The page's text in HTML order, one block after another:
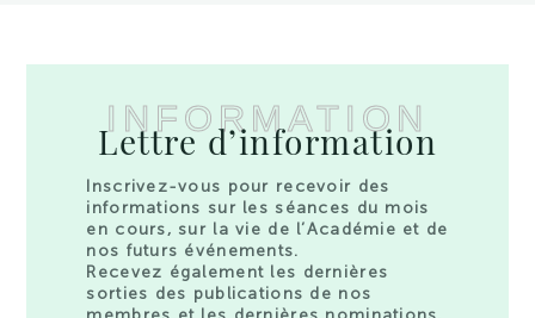
INFORMATION
Lettre d’information
Inscrivez-vous pour recevoir des
informations sur les séances du mois
en cours, sur la vie de l’Académie et de
nos futurs événements.
Recevez également les dernières
sorties des publications de nos